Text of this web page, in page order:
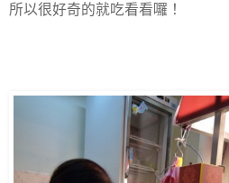
所以很好奇的就吃看看囉！